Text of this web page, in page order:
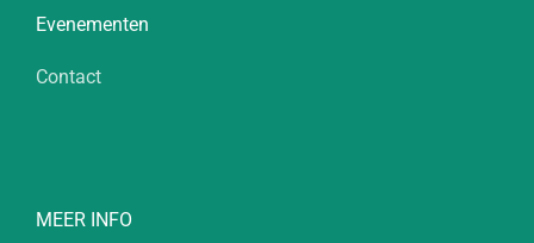
Evenementen
Contact
MEER INFO